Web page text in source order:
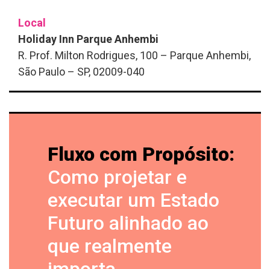
Local
Holiday Inn Parque Anhembi
R. Prof. Milton Rodrigues, 100 – Parque Anhembi,
São Paulo – SP, 02009-040
Fluxo com Propósito:
Como projetar e
executar um Estado
Futuro alinhado ao
que realmente